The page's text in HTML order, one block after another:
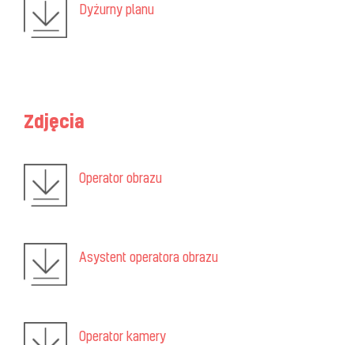
Dyżurny planu
Zdjęcia
Operator obrazu
Asystent operatora obrazu
Operator kamery